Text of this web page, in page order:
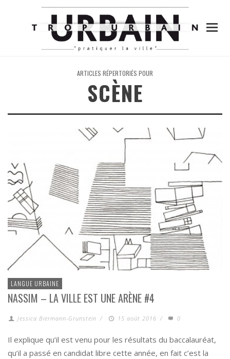
ARTICLES RÉPERTORIÉS POUR
SCÈNE
LANGUE URBAINE
NASSIM – LA VILLE EST UNE ARÈNE #4
Jessica Biermann-Grunstein / 15 août 2016 / 0
Il explique qu’il est venu pour les résultats du baccalauréat,
qu’il a passé en candidat libre cette année, en fait c’est la